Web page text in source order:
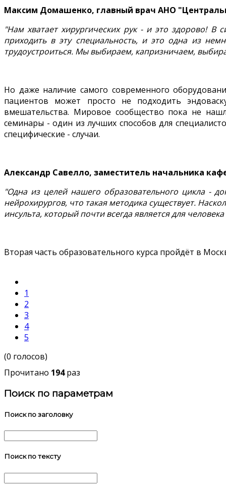
Максим Домашенко, главный врач АНО
"Нам хватает хирургических рук - и это здорово! В
приходить в эту специальность, и это одна из
трудоустроиться. Мы выбираем, капризничаем,
Но даже наличие самого современного
пациентов может просто не подходить
вмешательства. Мировое сообщество пока не
семинары - один из лучших способов для
специфические - случаи.
Александр Савелло, заместитель начальника
"Одна из целей нашего образовательного цикла -
нейрохирургов, что такая методика существует.
инсульта, который почти всегда является для
Вторая часть образовательного курса пройдёт в
1
2
3
4
5
(0 голосов)
Прочитано 194раз
Поиск по параметрам
Поиск по заголовку
Поиск по тексту